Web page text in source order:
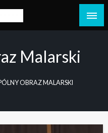
telewizja!
Malarski
OBRAZ MALARSKI